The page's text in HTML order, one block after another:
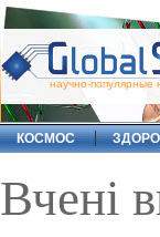
научно-популярные
КОСМОС
Вчені